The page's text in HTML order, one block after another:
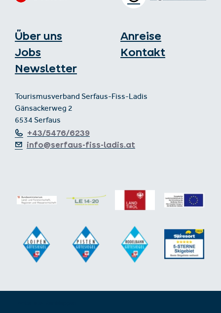
Über uns
Jobs
Newsletter
Anreise
Kontakt
Tourismusverband Serfaus-Fiss-Ladis
Gänsackerweg 2
6534 Serfaus
+43/5476/6239
info@serfaus-fiss-ladis.at